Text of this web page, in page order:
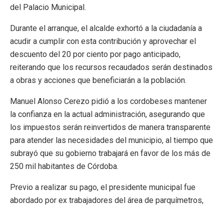
del Palacio Municipal.
Durante el arranque, el alcalde exhortó a la ciudadanía a
acudir a cumplir con esta contribución y aprovechar el
descuento del 20 por ciento por pago anticipado,
reiterando que los recursos recaudados serán destinados
a obras y acciones que beneficiarán a la población.
Manuel Alonso Cerezo pidió a los cordobeses mantener
la confianza en la actual administración, asegurando que
los impuestos serán reinvertidos de manera transparente
para atender las necesidades del municipio, al tiempo que
subrayó que su gobierno trabajará en favor de los más de
250 mil habitantes de Córdoba.
Previo a realizar su pago, el presidente municipal fue
abordado por ex trabajadores del área de parquímetros,